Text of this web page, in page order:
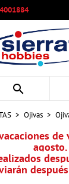

Ojivas
agosto.
lista
deseos
de deseos
Cancelar
para guardar